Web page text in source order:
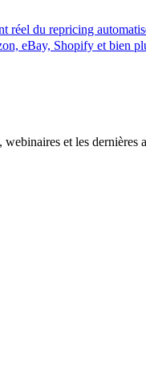
réel du repricing
eBay, Shopify et bien
et les dernières